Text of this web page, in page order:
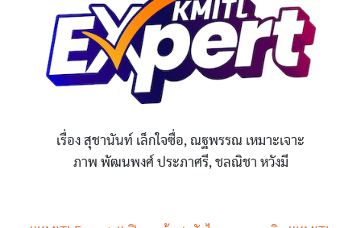
เรื่อง สุชานันท์ เล็กใจซื่อ, ณฐพรรณ เหมาะเจาะ
ภาพ พัฒนพงศ์ ประภาศรี, ชลณิชา หวังมี